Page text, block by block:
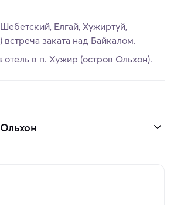
Елгай, Хужиртуй,
встреча заката над Байкалом.
отель в п. Хужир (остров Ольхон).